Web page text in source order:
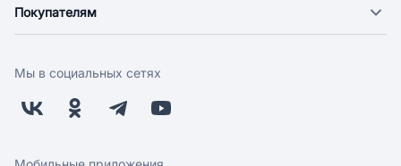
Новости
Поставщикам
Заводчикам
Обратная связь
Покупателям
Оплата
Бонусная программа
Скидки и акции
Мы в социальных сетях